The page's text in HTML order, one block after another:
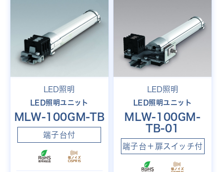
LED照明
LED照明ユニット
MLW-100GM-TB
端子台付
LED照明
LED照明ユニット
MLW-100GM-
TB-01
端子台＋扉スイッチ付